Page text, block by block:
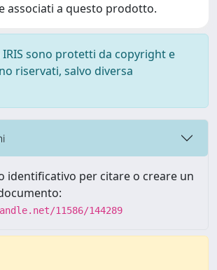
associati a questo prodotto.
sono protetti da copyright e
riservati, salvo diversa
identificativo per citare o creare un
11586/144289